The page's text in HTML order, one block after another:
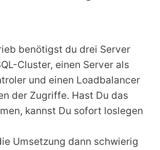
benötigst du drei Server
Cluster, einen Server als
und einen Loadbalancer
der Zugriffe. Hast Du das
kannst Du sofort loslegen
Umsetzung dann schwierig